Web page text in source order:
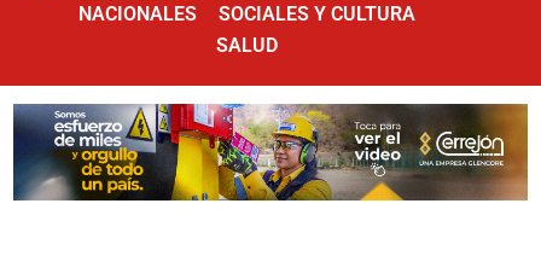
NACIONALES
SOCIALES Y CULTURA
SALUD